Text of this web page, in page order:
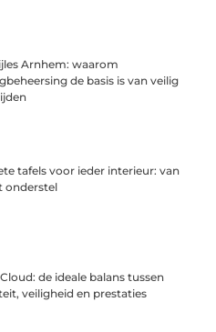
Arnhem: waarom
de basis is van veilig
tafels voor ieder interieur: van
onderstel
de ideale balans tussen
veiligheid en prestaties